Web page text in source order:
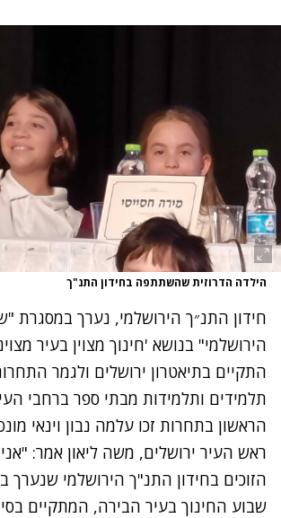
הילדה הדרוזית שהשתתפה בחידון התנ"ך
חידון התנ״ך הירושלמי, נערך במסגרת
הירושלמי" בנושא 'חינוך מצוין בעיר
תלמידים ותלמידות מבתי ספר ברחבי
הראשון בתחרות זכו עלמה נבון וינאי
ראש העיר ירושלים, משה ליאון אמר:
הזוכים בחידון התנ"ך הירושלמי שנערך
שבוע החינוך בעיר הבירה, המתקיים